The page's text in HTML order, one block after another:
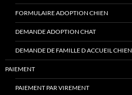
FORMULAIRE ADOPTION CHIEN
DEMANDE ADOPTION CHAT
DEMANDE DE FAMILLE D ACCUEIL CHIEN
PAIEMENT
PAIEMENT PAR VIREMENT